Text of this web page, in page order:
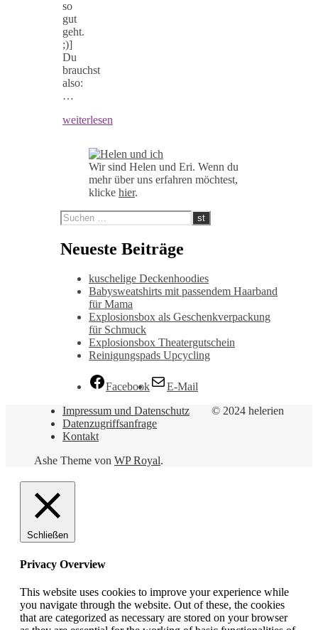
so
gut
geht.
;)]
Du
brauchst
also:
…
weiterlesen
Wir sind Helen und Eri. Wenn du
mehr über uns erfahren möchtest,
klicke hier.
Neueste Beiträge
kuschelige Deckenhoodies
Babysweatshirts mit passendem Haarband
für Mama
Explosionsbox als Geschenkverpackung
für Schmuck
Explosionsbox Theatergutschein
Reinigungspads Upcycling
Facebook
E-Mail
© 2024 helerien
Impressum und Datenschutz
Datenzugriffsanfrage
Kontakt
Ashe Theme von WP Royal.
Schließen
Privacy Overview
This website uses cookies to improve your experience while
you navigate through the website. Out of these, the cookies
that are categorized as necessary are stored on your browser